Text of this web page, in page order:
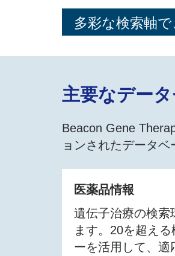
多彩な検索軸
主要なデー
Beacon Gene
ョンされたデータ
医薬品情報
遺伝子治療の検索
ます。20を超え
ーを活用して、適